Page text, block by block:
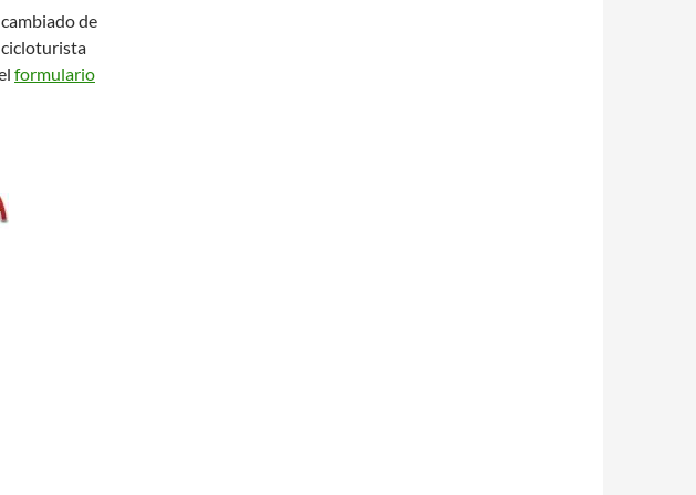
de
cicloturista
formulario